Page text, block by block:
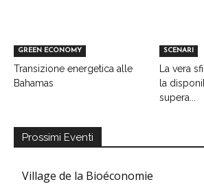
GREEN ECONOMY
Transizione energetica alle
Bahamas
SCENARI
La vera
la
supera...
Prossimi Eventi
Village de la Bioéconomie